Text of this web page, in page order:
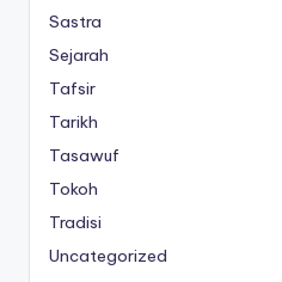
Sastra
Sejarah
Tafsir
Tarikh
Tasawuf
Tokoh
Tradisi
Uncategorized